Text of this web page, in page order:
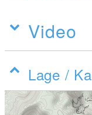
Video
Lage /